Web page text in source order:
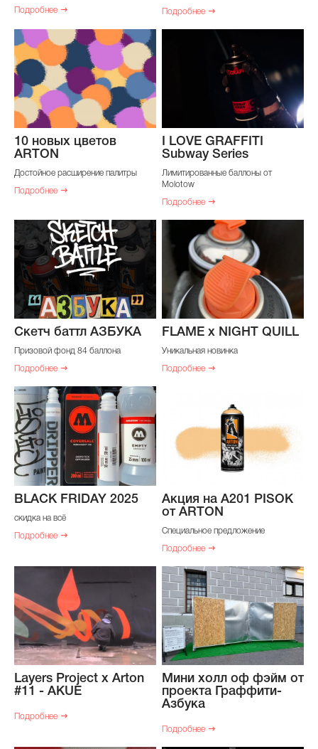
Подробнее Подробнее
10 новых цветов
ARTON
Достойное расширение палитры
Подробнее
I LOVE GRAFFITI
Subway Series
Лимитированные баллоны от
Molotow
Подробнее
Скетч баттл АЗБУКА
Призовой фонд 84 баллона
Подробнее
FLAME x NIGHT QUILL
Уникальная новинка
Подробнее
BLACK FRIDAY 2025
скидка на всё
Подробнее
Акция на A201 PISOK
от ARTON
Специальное предложение
Подробнее
Layers Project x Arton
#11 - AKUE
Подробнее
Мини холл оф фэйм от
проекта Граффити-
Азбука
Подробнее